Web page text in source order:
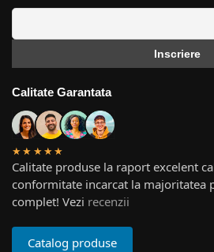
Calitate Garantata
★★★★★
Calitate produse la raport excelent
conformitate incarcat la majoritatea
complet! Vezi recenzii
Catalog produse